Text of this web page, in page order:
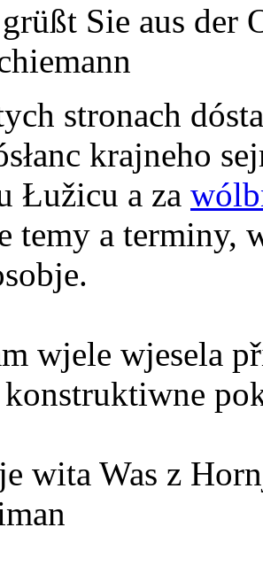
Sie aus der
stronach
krajneho
Łužicu a za
temy a terminy,
wjele wjesela
wita Was z